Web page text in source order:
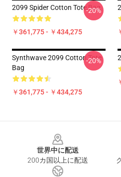
2099 Spider Cotton Tote Bag
￥361,775 - ￥434,275
-20%
Synthwave 2099 Cotton Tote
Bag
￥361,775 - ￥434,275
-20%
世界中に配送
200カ国以上に配送